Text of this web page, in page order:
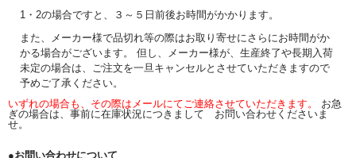
1・2の場合ですと、３～５日前後お時間がかかります。
また、メーカー様で品切れ等の際はお取り寄せにさらにお時間がか
かる場合がございます。 但し、メーカー様が、生産終了や長期入荷
未定の場合は、ご注文を一旦キャンセルとさせていただきますので
予めご了承ください。
いずれの場合も、その際はメールにてご連絡させていただきます。 お急
ぎの場合は、事前に在庫状況につきまして お問い合わせくださいま
せ。
●お問い合わせについて